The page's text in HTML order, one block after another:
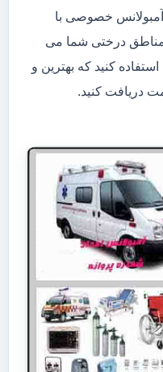
آمبولانس خصوصی با
درختی شما می
کنید که بهترین و
دریافت کنید.